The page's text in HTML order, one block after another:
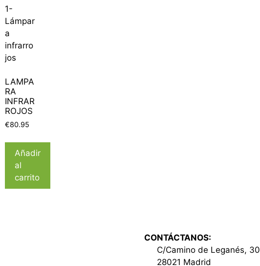
LAMPA
RA
INFRAR
ROJOS
€80.95
Añadir
al
carrito
CONTÁCTANOS:
C/Camino de Leganés, 30
28021 Madrid